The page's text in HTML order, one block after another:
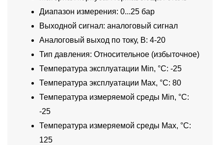
Диапазон измерения: 0...25 бар
Выходной сигнал: аналоговый сигнал
Аналоговый выход по току, В: 4-20
Тип давления: Относительное (избыточное)
Температура эксплуатации Min, °C: -25
Температура эксплуатации Max, °C: 80
Температура измеряемой среды Min, °C:
-25
Температура измеряемой среды Max, °C:
125